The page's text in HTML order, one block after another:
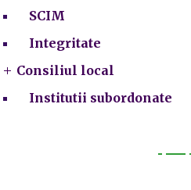
SCIM
Integritate
Consiliul local
Institutii subordonate